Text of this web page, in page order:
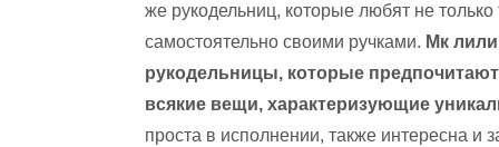
же рукодельниц, которые любят не
самостоятельно своими ручками. Мк
рукодельницы, которые
всякие вещи, характеризующие
проста в исполнении, также интересна и